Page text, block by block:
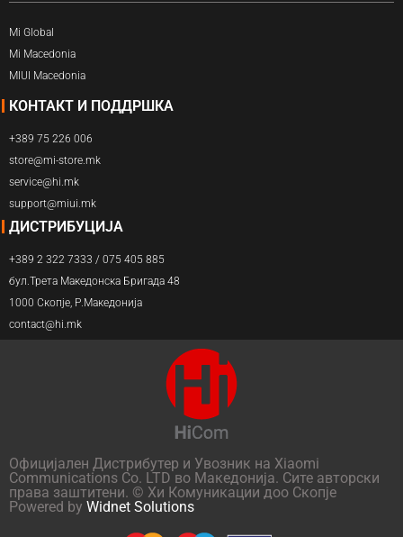
Mi Global
Mi Macedonia
MIUI Macedonia
КОНТАКТ И ПОДДРШКА
+389 75 226 006
store@mi-store.mk
service@hi.mk
support@miui.mk
ДИСТРИБУЦИЈА
+389 2 322 7333 / 075 405 885
бул.Трета Македонска Бригада 48
1000 Скопје, Р.Македонија
contact@hi.mk
Официјален Дистрибутер и Увозник на Xiaomi
Communications Co. LTD во Македонија. Сите авторски
права заштитени. © Хи Комуникации доо Скопје
Powered by Widnet Solutions